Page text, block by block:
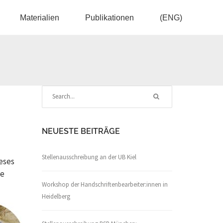
Materialien Publikationen (ENG)
NEUESTE BEITRÄGE
Stellenausschreibung an der UB Kiel
Workshop der Handschriftenbearbeiter:innen in
Heidelberg